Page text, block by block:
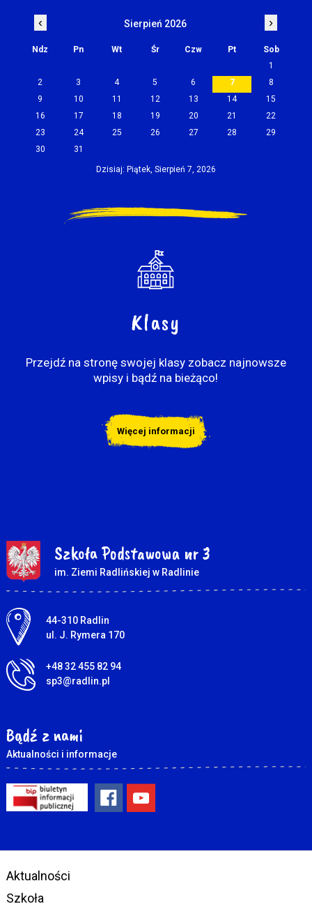
‹ Sierpień 2026 ›
Ndz Pn Wt Śr Czw Pt
Sob
1
2
3 4 5 6 7
8
9
10 11 12 13 14
15
16
17 18 19 20 21
22
23
24 25 26 27 28
29
30
31
Dzisiaj: Piątek, Sierpień 7, 2026
Klasy
Przejdź na stronę swojej klasy zobacz najnowsze
wpisy i bądź na bieżąco!
Więcej informacji
Szkoła Podstawowa nr 3
im. Ziemi Radlińskiej w Radlinie
Adres pocztowy:
44-310 Radlin
ul. J. Rymera 170
+48 32 455 82 94
sp3@radlin.pl
Bądź z nami
Aktualności i informacje
Aktualności
Szkoła